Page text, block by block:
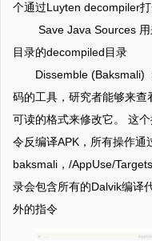
个通过Luyten decompiler
Save Java Sources
目录的decompiled目录
Dissemble (Baksmali)
码的工具，研究者能够来
可读的格式来修改它。 这
令反编译APK，所有操作通
baksmali，/AppUse/
录会包含所有的Dalvik编译
外的指令